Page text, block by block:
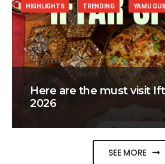
Here are the must visit
2026
HIGHLIGHTS TRENDING YAMU
SEE MORE